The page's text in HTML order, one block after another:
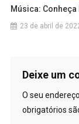
Música: Conheça
23 de abril de
Deixe um
O seu
obrigatórios